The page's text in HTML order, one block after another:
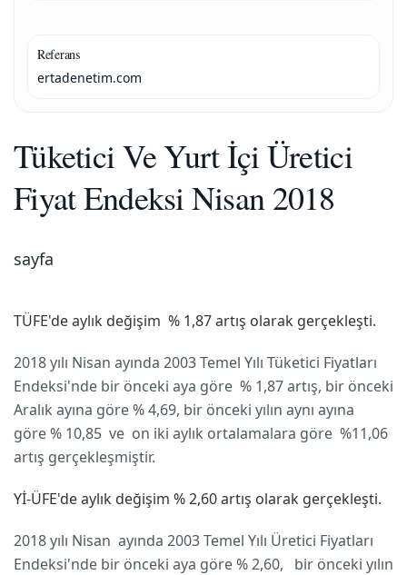
Referans
ertadenetim.com
Tüketici Ve Yurt İçi Üretici
Fiyat Endeksi Nisan 2018
sayfa
TÜFE'de aylık değişim % 1,87 artış olarak gerçekleşti.
2018 yılı Nisan ayında 2003 Temel Yılı Tüketici Fiyatları
Endeksi'nde bir önceki aya göre % 1,87 artış, bir önceki
Aralık ayına göre % 4,69, bir önceki yılın aynı ayına
göre % 10,85 ve on iki aylık ortalamalara göre %11,06
artış gerçekleşmiştir.
Yİ-ÜFE'de aylık değişim % 2,60 artış olarak gerçekleşti.
2018 yılı Nisan ayında 2003 Temel Yılı Üretici Fiyatları
Endeksi'nde bir önceki aya göre % 2,60, bir önceki yılın